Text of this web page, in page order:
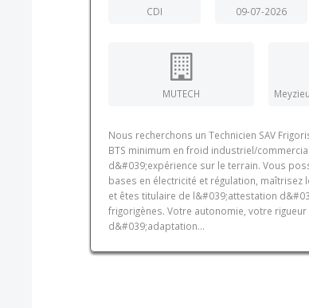
CDI 09-07-2026
MUTECH
Nous recherchons un Technicien SAV
BTS minimum en froid industriel/
d&#039;expérience sur le terrain. Vous
bases en électricité et régulation, maîtrisez
et êtes titulaire de l&#039;attestation
frigorigènes. Votre autonomie, votre
d&#039;adaptation...